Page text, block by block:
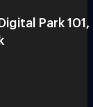
Park 101,